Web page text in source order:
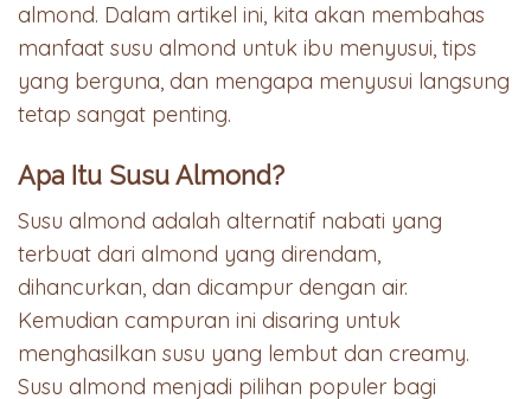
almond. Dalam artikel ini, kita akan membahas
manfaat susu almond untuk ibu menyusui, tips
yang berguna, dan mengapa menyusui langsung
tetap sangat penting.
Apa Itu Susu Almond?
Susu almond adalah alternatif nabati yang
terbuat dari almond yang direndam,
dihancurkan, dan dicampur dengan air.
Kemudian campuran ini disaring untuk
menghasilkan susu yang lembut dan creamy.
Susu almond menjadi pilihan populer bagi